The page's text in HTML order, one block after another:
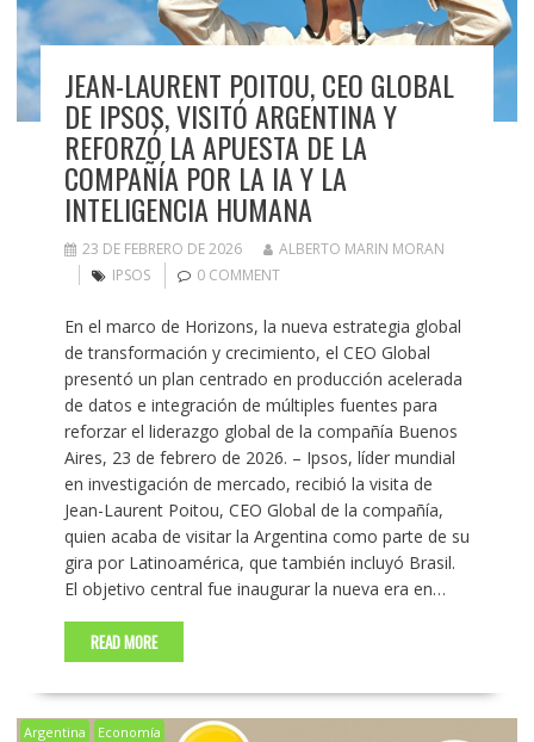
JEAN-LAURENT POITOU, CEO GLOBAL
DE IPSOS, VISITÓ ARGENTINA Y
REFORZÓ LA APUESTA DE LA
COMPAÑÍA POR LA IA Y LA
INTELIGENCIA HUMANA
23 DE FEBRERO DE 2026
ALBERTO MARIN MORAN
IPSOS
0 COMMENT
En el marco de Horizons, la nueva estrategia global
de transformación y crecimiento, el CEO Global
presentó un plan centrado en producción acelerada
de datos e integración de múltiples fuentes para
reforzar el liderazgo global de la compañía Buenos
Aires, 23 de febrero de 2026. – Ipsos, líder mundial
en investigación de mercado, recibió la visita de
Jean-Laurent Poitou, CEO Global de la compañía,
quien acaba de visitar la Argentina como parte de su
gira por Latinoamérica, que también incluyó Brasil.
El objetivo central fue inaugurar la nueva era en…
READ MORE
Argentina Economía